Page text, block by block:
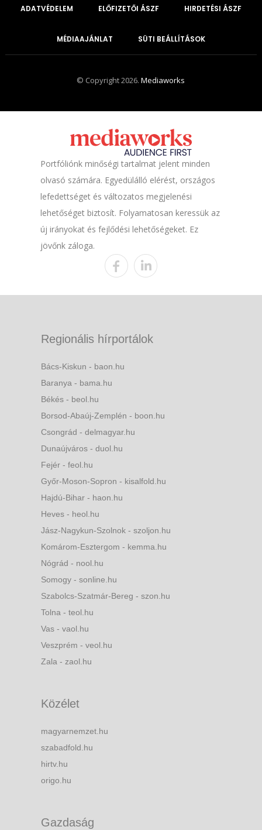
ADATVÉDELEM ELŐFIZETŐI ÁSZF HIRDETÉSI ÁSZF
MÉDIAAJÁNLAT SÜTI BEÁLLÍTÁSOK
© Copyright 2026.Mediaworks
Portfóliónk minőségi tartalmat jelent minden
olvasó számára. Egyedülálló elérést, országos
lefedettséget és változatos megjelenési
lehetőséget biztosít. Folyamatosan keressük az
új irányokat és fejlődési lehetőségeket. Ez
jövőnk záloga.
Regionális hírportálok
Bács-Kiskun - baon.hu
Baranya - bama.hu
Békés - beol.hu
Borsod-Abaúj-Zemplén - boon.hu
Csongrád - delmagyar.hu
Dunaújváros - duol.hu
Fejér - feol.hu
Győr-Moson-Sopron - kisalfold.hu
Hajdú-Bihar - haon.hu
Heves - heol.hu
Jász-Nagykun-Szolnok - szoljon.hu
Komárom-Esztergom - kemma.hu
Nógrád - nool.hu
Somogy - sonline.hu
Szabolcs-Szatmár-Bereg - szon.hu
Tolna - teol.hu
Vas - vaol.hu
Veszprém - veol.hu
Zala - zaol.hu
Közélet
magyarnemzet.hu
szabadfold.hu
hirtv.hu
origo.hu
Gazdaság